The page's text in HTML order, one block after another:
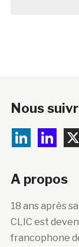
Nous
A propos
18 ans après
CLIC est
francophone